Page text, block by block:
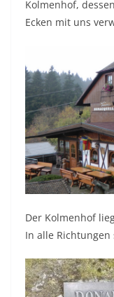
Kolmenhof,
Ecken mit uns
Der Kolmenhof
In alle